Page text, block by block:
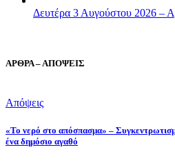
Δευτέρα 3 Αυγούστου 2026 –
ΑΡΘΡΑ – ΑΠΟΨΕΙΣ
Απόψεις
«Το νερό στο απόσπασμα» –
ένα δημόσιο αγαθό